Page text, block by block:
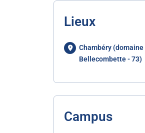
Lieux
Chambéry
Bellecombette - 73)
Campus